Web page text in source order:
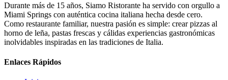
Durante más de 15 años, Siamo Ristorante ha servido con orgullo a
Miami Springs con auténtica cocina italiana hecha desde cero.
Como restaurante familiar, nuestra pasión es simple: crear pizzas al
horno de leña, pastas frescas y cálidas experiencias gastronómicas
inolvidables inspiradas en las tradiciones de Italia.
Enlaces Rápidos